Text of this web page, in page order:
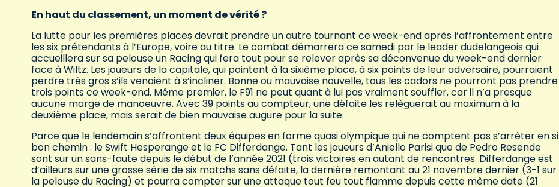
En haut du classement, un moment de vérité ?
La lutte pour les premières places devrait prendre un autre tournant ce week-end après l’affrontement entre
les six prétendants à l’Europe, voire au titre. Le combat démarrera ce samedi par le leader dudelangeois qui
accueillera sur sa pelouse un Racing qui fera tout pour se relever après sa déconvenue du week-end dernier
face à Wiltz. Les joueurs de la capitale, qui pointent à la sixième place, à six points de leur adversaire, pourraient
perdre très gros s’ils venaient à s’incliner. Bonne ou mauvaise nouvelle, tous les cadors ne pourront pas prendre
trois points ce week-end. Même premier, le F91 ne peut quant à lui pas vraiment souffler, car il n’a presque
aucune marge de manoeuvre. Avec 39 points au compteur, une défaite les relèguerait au maximum à la
deuxième place, mais serait de bien mauvaise augure pour la suite.
Parce que le lendemain s’affrontent deux équipes en forme quasi olympique qui ne comptent pas s’arrêter en si
bon chemin : le Swift Hesperange et le FC Differdange. Tant les joueurs d’Aniello Parisi que de Pedro Resende
sont sur un sans-faute depuis le début de l’année 2021 (trois victoires en autant de rencontres. Differdange est
d’ailleurs sur une grosse série de six matchs sans défaite, la dernière remontant au 21 novembre dernier (3-1 sur
la pelouse du Racing) et pourra compter sur une attaque tout feu tout flamme depuis cette même date (21